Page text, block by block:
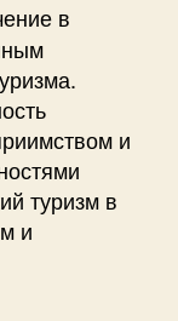
в
и
туризм в
и